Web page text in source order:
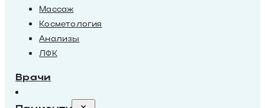
Массаж
Косметология
Анализы
ЛФК
Врачи